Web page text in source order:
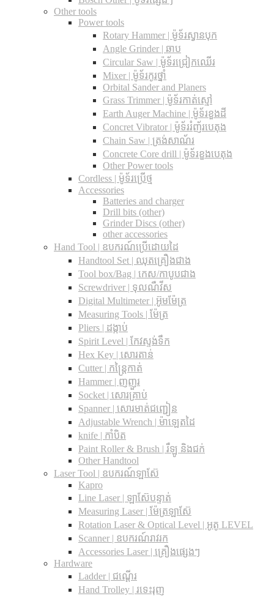
Other tools
Power tools
Rotary Hammer | ម៉ូទ័រស្វានបុក
Angle Grinder | ឆាប
Circular Saw​ | ម៉ូទ័រជ្រៀកឈើរ
Mixer | ម៉ូទ័រកូរថ្នាំ
Orbital Sander and Planers
Grass Trimmer | ម៉ូទ័រកាត់ស្មៅ
Earth Auger Machine | ម៉ូទ័រខួងដី
Concret Vibrator | ម៉ូទ័ររំញ័របេតុង
Chain Saw | ត្រង់សាណ័រ
Concrete Core drill | ម៉ូទ័រខួងបេតុង
Other Power tools
Cordless​ | ម៉ូទ័រប្រើថ្ម
Accessories
Batteries and charger
Drill bits (other)
Grinder Discs (other)
other accessories
Hand Tool | ឧបករណ៍ប្រើដោយដៃ
Handtool Set | ឈុតគ្រឿងជាង
Tool box/Bag | កេស/កាបូបជាង
Screwdriver | ទុលណឺវីស
Digital Multimeter | អ៊ូមម៉ែត្រ
Measuring Tools | ម៉ែត្រ
Pliers | ដង្កាប់
Spirit Level | កែវស្ទង់ទឹក
Hex Key | សោរតាន់
Cutter | កន្រ្តៃកាត់
Hammer | ញញួរ
Socket | សោរគ្រាប់
Spanner |​ សោរមាត់ជញ្ជៀន
Adjustable Wrench |​ ម៉ាឡេតដៃ
knife | កាំបិត
Paint Roller & Brush | រឺឡូ និងជក់
Other Handtool
Laser Tool | ឧបករណ៍ឡាស៊ែ
Kapro
Line Laser | ឡាស៊ែបន្ទាត់
Measuring Laser | ម៉ែត្រឡាស៊ែ
Rotation Laser & Optical Level | អូតូ LEVEL
Scanner | ឧបករណ៍រាវរក
Accessories Laser | គ្រឿងផ្សេងៗ
Hardware
Ladder | ជណ្តើរ
Hand Trolley | រទេះរុញ